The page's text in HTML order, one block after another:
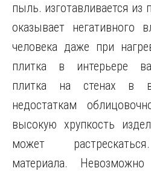
пыль. изготавливается из
оказывает негативного
человека даже при
плитка в интерьере
плитка на стенах в
недостаткам
высокую хрупкость
может
материала.